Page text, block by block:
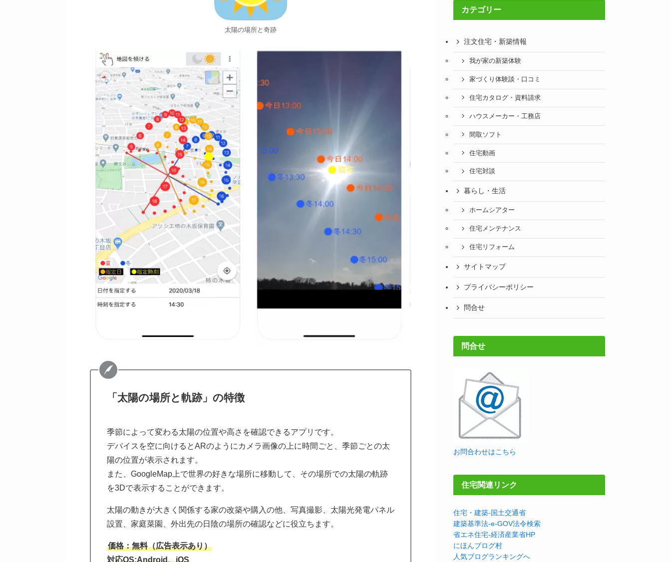
太陽の場所と奇跡
「太陽の場所と軌跡」の特徴
季節によって変わる太陽の位置や高さを確認できるアプリです。
デバイスを空に向けるとARのようにカメラ画像の上に時間ごと、季節ごとの太
陽の位置が表示されます。
また、GoogleMap上で世界の好きな場所に移動して、その場所での太陽の軌跡
を3Dで表示することができます。
太陽の動きが大きく関係する家の改築や購入の他、写真撮影、太陽光発電パネル
設置、家庭菜園、外出先の日陰の場所の確認などに役立ちます。
価格：無料（広告表示あり）
対応OS:Android、iOS
カテゴリー
注文住宅・新築情報
我が家の新築体験
家づくり体験談・口コミ
住宅カタログ・資料請求
ハウスメーカー・工務店
間取ソフト
住宅動画
住宅対談
暮らし・生活
ホームシアター
住宅メンテナンス
住宅リフォーム
サイトマップ
プライバシーポリシー
問合せ
問合せ
お問合わせはこちら
住宅関連リンク
住宅・建築-国土交通省
建築基準法-e-GOV法令検索
省エネ住宅-経済産業省HP
にほんブログ村
人気ブログランキングへ